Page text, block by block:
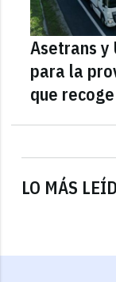
LO MÁS
Asetrans y
para la
que